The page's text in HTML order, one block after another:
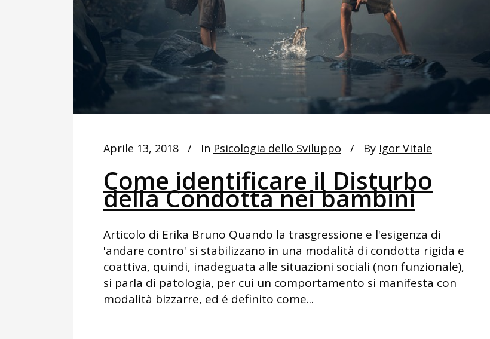
Aprile 13, 2018 In Psicologia dello Sviluppo By Igor Vitale
Come identificare il Disturbo
della Condotta nei bambini
Articolo di Erika Bruno Quando la trasgressione e l'esigenza di
'andare contro' si stabilizzano in una modalità di condotta rigida e
coattiva, quindi, inadeguata alle situazioni sociali (non funzionale),
si parla di patologia, per cui un comportamento si manifesta con
modalità bizzarre, ed é definito come...